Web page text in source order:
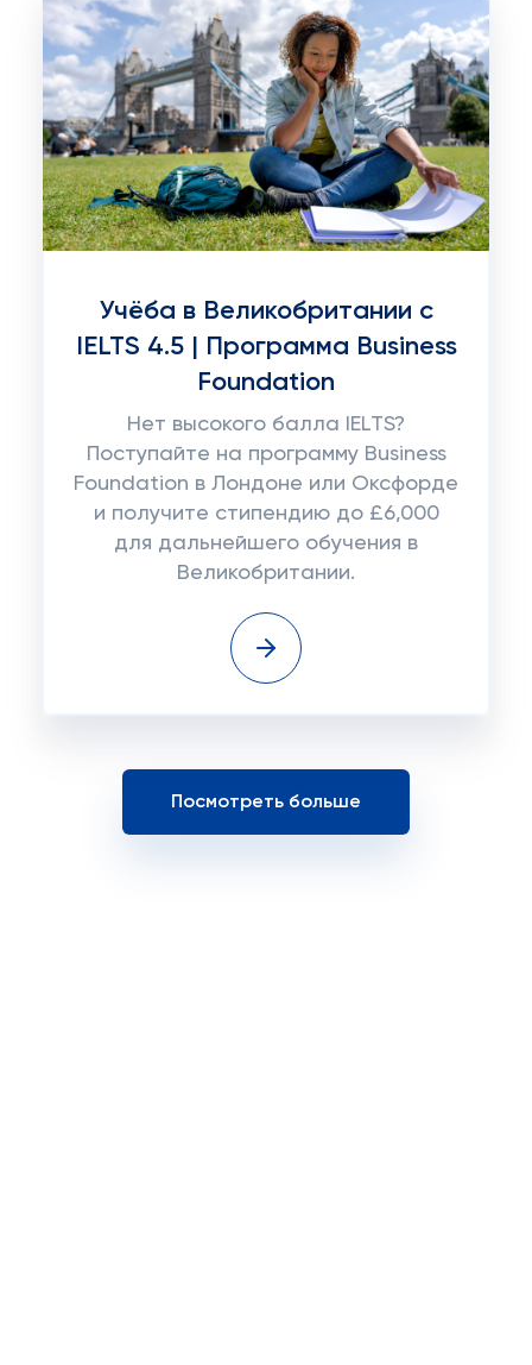
Учёба в Великобритании с
IELTS 4.5 | Программа Business
Foundation
Нет высокого балла IELTS?
Поступайте на программу Business
Foundation в Лондоне или Оксфорде
и получите стипендию до £6,000
для дальнейшего обучения в
Великобритании.
Посмотреть больше